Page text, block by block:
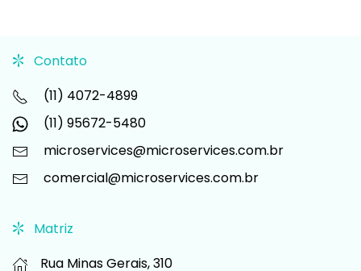
Contato
(11) 4072-4899
(11) 95672-5480
microservices@microservices.com.br
comercial@microservices.com.br
Matriz
Rua Minas Gerais, 310